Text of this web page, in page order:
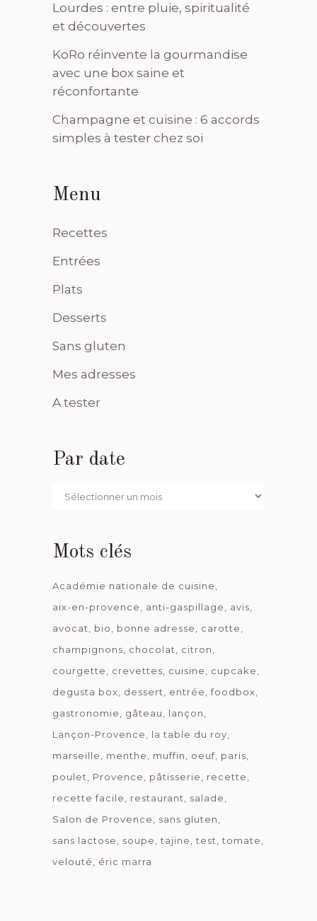
Lourdes : entre pluie, spiritualité
et découvertes
KoRo réinvente la gourmandise
avec une box saine et
réconfortante
Champagne et cuisine : 6 accords
simples à tester chez soi
Menu
Recettes
Entrées
Plats
Desserts
Sans gluten
Mes adresses
A tester
Par date
Par
Mots clés
Académie nationale de cuisine
aix-en-provence
anti-gaspillage
avis
avocat
bio bonne adresse
carotte
champignons
chocolat
citron
courgette
crevettes cuisine
cupcake
degusta box
dessert entrée
foodbox
gastronomie
gâteau
lançon
Lançon-Provence
la table du roy
marseille
menthe muffin oeuf paris
poulet
Provence pâtisserie
recette
recette facile
restaurant
salade
Salon de Provence
sans gluten
sans lactose
soupe tajine test
tomate
velouté
éric marra